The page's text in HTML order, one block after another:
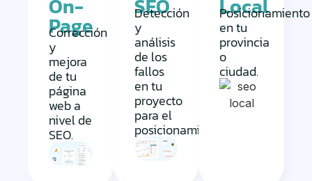
On-
Page
Corrección
y
mejora
de tu
página
web a
nivel de
SEO.
SEO
Detección
y
análisis
de los
fallos
en tu
proyecto
para el
posicionamiento.
Local
Posicionamiento
en tu
provincia
o
ciudad.